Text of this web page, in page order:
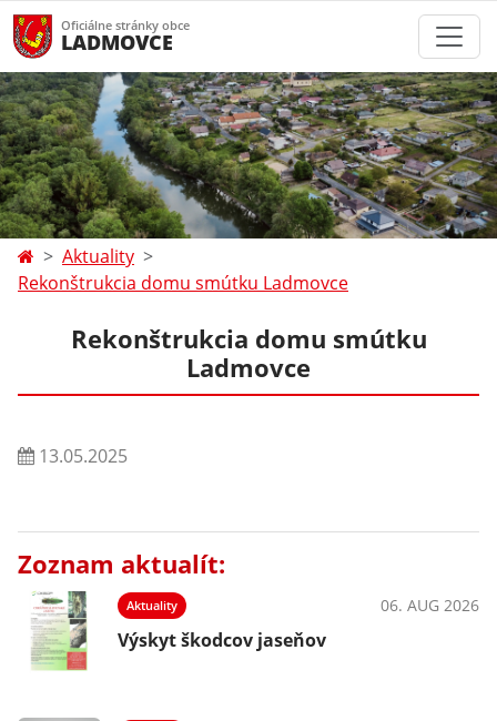
Oficiálne stránky obce
LADMOVCE
Aktuality
Rekonštrukcia domu smútku Ladmovce
Rekonštrukcia domu smútku
Ladmovce
13.05.2025
Zoznam aktualít:
Aktuality 06. AUG 2026
Výskyt škodcov jaseňov